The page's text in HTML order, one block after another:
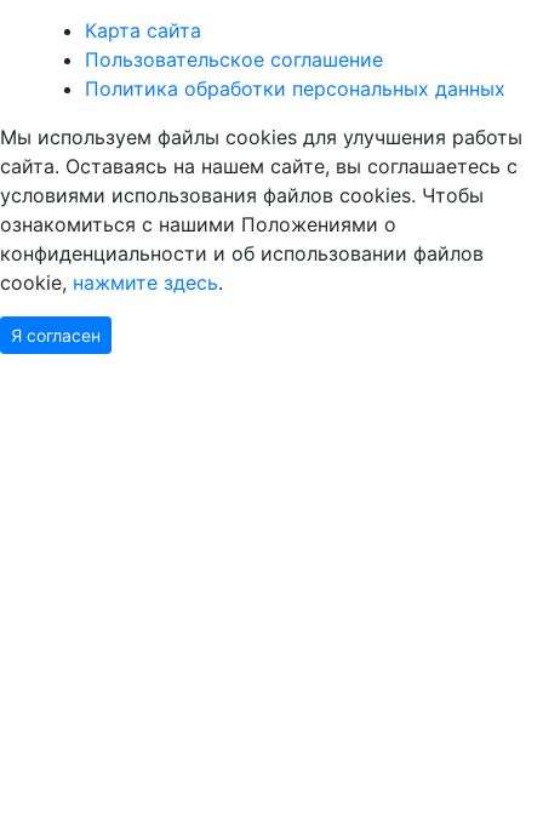
Карта сайта
Пользовательское соглашение
Политика обработки персональных данных
Мы используем файлы cookies для улучшения работы
сайта. Оставаясь на нашем сайте, вы соглашаетесь с
условиями использования файлов cookies. Чтобы
ознакомиться с нашими Положениями о
конфиденциальности и об использовании файлов
cookie, нажмите здесь.
Я согласен